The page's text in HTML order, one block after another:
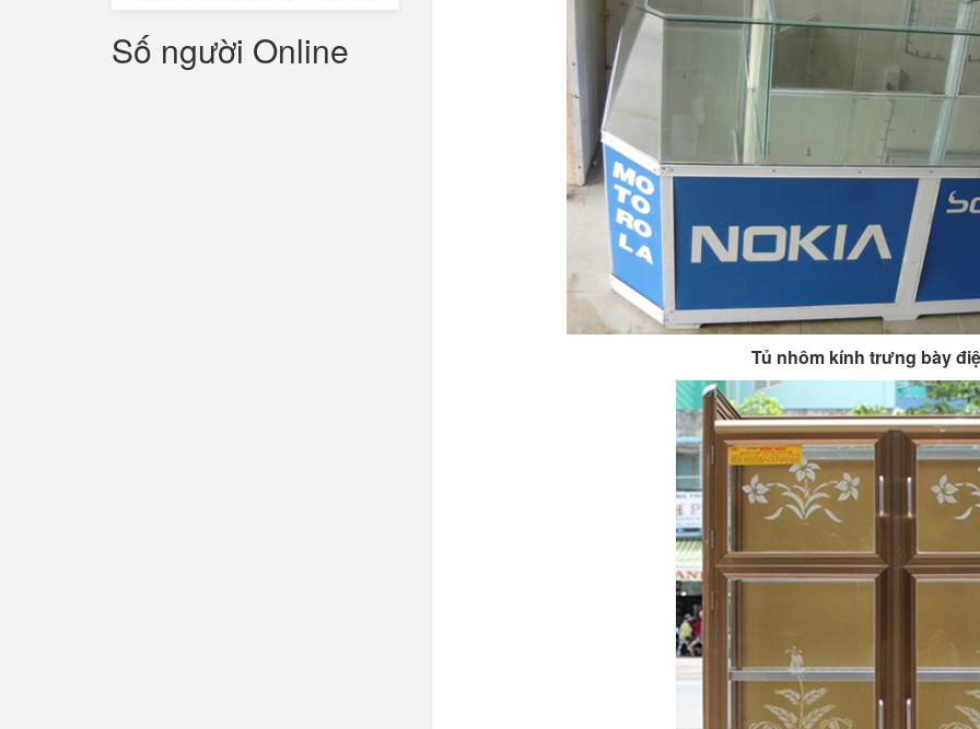
Số người Online
Tủ nhôm kính trưng bày